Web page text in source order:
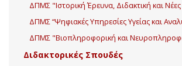
ΔΠΜΣ "Ιστορική Έρευνα, Διδακτική και Νέες
ΔΠΜΣ “Ψηφιακές Υπηρεσίες Υγείας και
ΔΠΜΣ "Βιοπληροφορική και
Διδακτορικές Σπουδές